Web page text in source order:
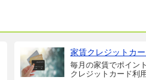
家賃クレジットカ
毎月の家賃でポイン
クレジットカード利